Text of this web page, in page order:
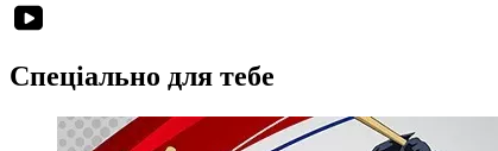
Спеціально для тебе